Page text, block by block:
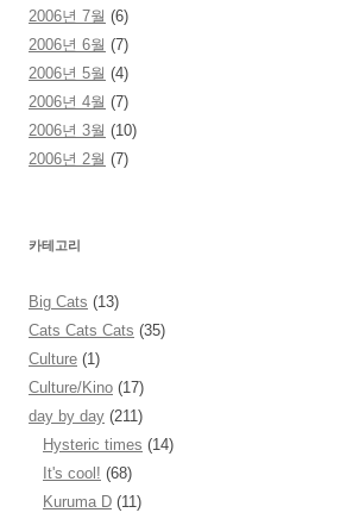
2006년 7월 (6)
2006년 6월 (7)
2006년 5월 (4)
2006년 4월 (7)
2006년 3월 (10)
2006년 2월 (7)
카테고리
Big Cats (13)
Cats Cats Cats (35)
Culture (1)
Culture/Kino (17)
day by day (211)
Hysteric times (14)
It's cool! (68)
Kuruma D (11)